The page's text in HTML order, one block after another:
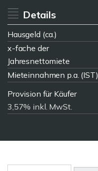
Details
Hausgeld (ca.)
x-fache der
Jahresnettomiete
Mieteinnahmen p.a. (IST)
Provision für Käufer
3,57% inkl. MwSt.